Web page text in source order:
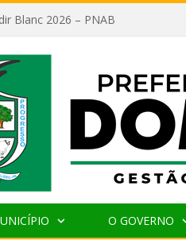
Blanc 2026 – PNAB
O GOVERNO